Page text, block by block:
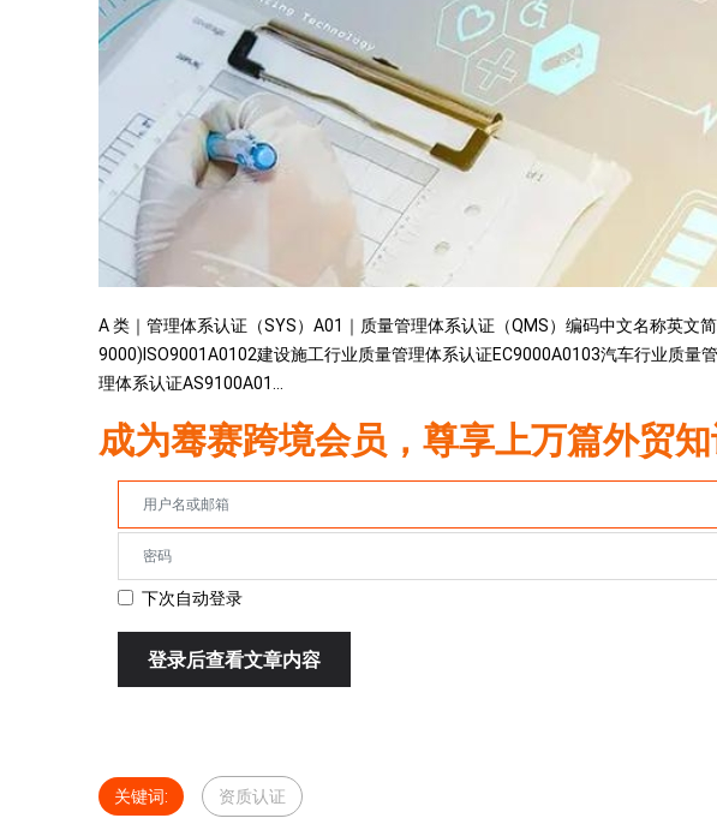
A 类｜管理体系认证（SYS）A01｜质量管理体系认证（QMS）编码中文名称英文
9000)ISO9001A0102建设施工行业质量管理体系认证EC9000A0103汽车行业质量
理体系认证AS9100A01...
成为骞赛跨境会员，尊享上万篇外贸
下次自动登录
登录后查看文章内容
关键词: 资质认证